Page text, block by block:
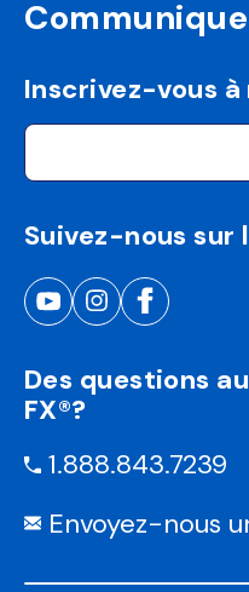
Inscrivez-vous à
Suivez-nous sur
Des questions
FX®?
1.888.843.7239
Envoyez-nous